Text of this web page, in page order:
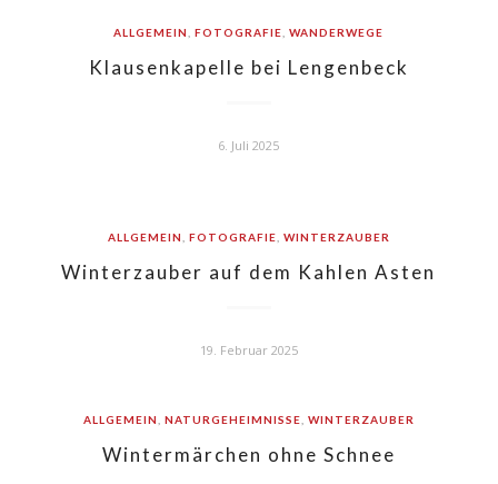
ALLGEMEIN ,FOTOGRAFIE ,WANDERWEGE
Klausenkapelle bei Lengenbeck
6. Juli 2025
ALLGEMEIN FOTOGRAFIE WINTERZAUBER
Winterzauber auf dem Kahlen Asten
19. Februar 2025
ALLGEMEIN NATURGEHEIMNISSE WINTERZAUBER
Wintermärchen ohne Schnee